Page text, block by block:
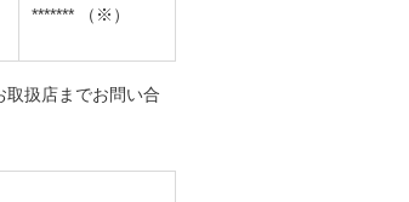
******* （※）
取扱店までお問い合